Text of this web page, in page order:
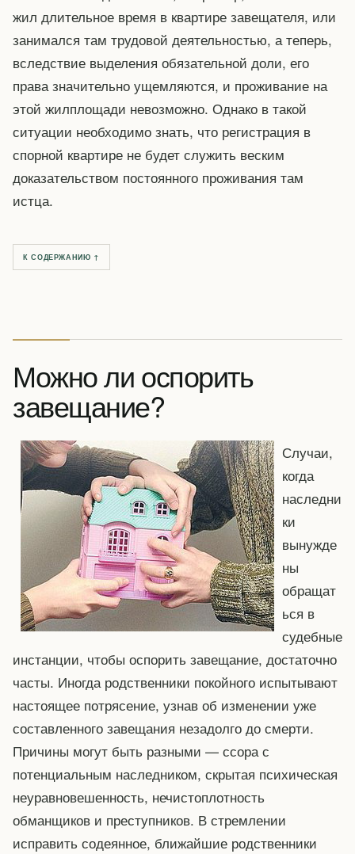
жил длительное время в квартире завещателя, или
занимался там трудовой деятельностью, а теперь,
вследствие выделения обязательной доли, его
права значительно ущемляются, и проживание на
этой жилплощади невозможно. Однако в такой
ситуации необходимо знать, что регистрация в
спорной квартире не будет служить веским
доказательством постоянного проживания там
истца.
К СОДЕРЖАНИЮ ↑
Можно ли оспорить
завещание?
Случаи,
когда
наследни
ки
вынужде
ны
обращат
ься в
судебные
инстанции, чтобы оспорить завещание, достаточно
часты. Иногда родственники покойного испытывают
настоящее потрясение, узнав об изменении уже
составленного завещания незадолго до смерти.
Причины могут быть разными — ссора с
потенциальным наследником, скрытая психическая
неуравновешенность, нечистоплотность
обманщиков и преступников. В стремлении
исправить содеянное, ближайшие родственники